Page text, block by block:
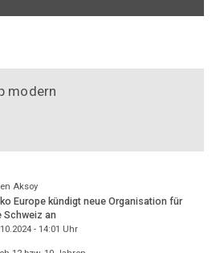
modern
Aksoy
Europe kündigt neue Organisation für
Schweiz an
- 14:01 Uhr